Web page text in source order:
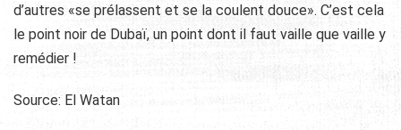
d’autres «se prélassent et se la coulent douce». C’est cela
le point noir de Dubaï, un point dont il faut vaille que vaille y
remédier !
Source: El Watan